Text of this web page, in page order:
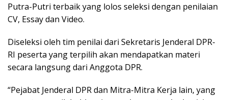
Putra-Putri terbaik yang lolos seleksi dengan penilaian
CV, Essay dan Video.
Diseleksi oleh tim penilai dari Sekretaris Jenderal DPR-
RI peserta yang terpilih akan mendapatkan materi
secara langsung dari Anggota DPR.
“Pejabat Jenderal DPR dan Mitra-Mitra Kerja lain, yang